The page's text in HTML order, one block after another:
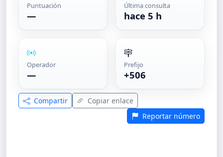
Puntuación
—
Última consulta
hace 5 h
Operador
—
Prefijo
+506
Compartir
Copiar enlace
Reportar número